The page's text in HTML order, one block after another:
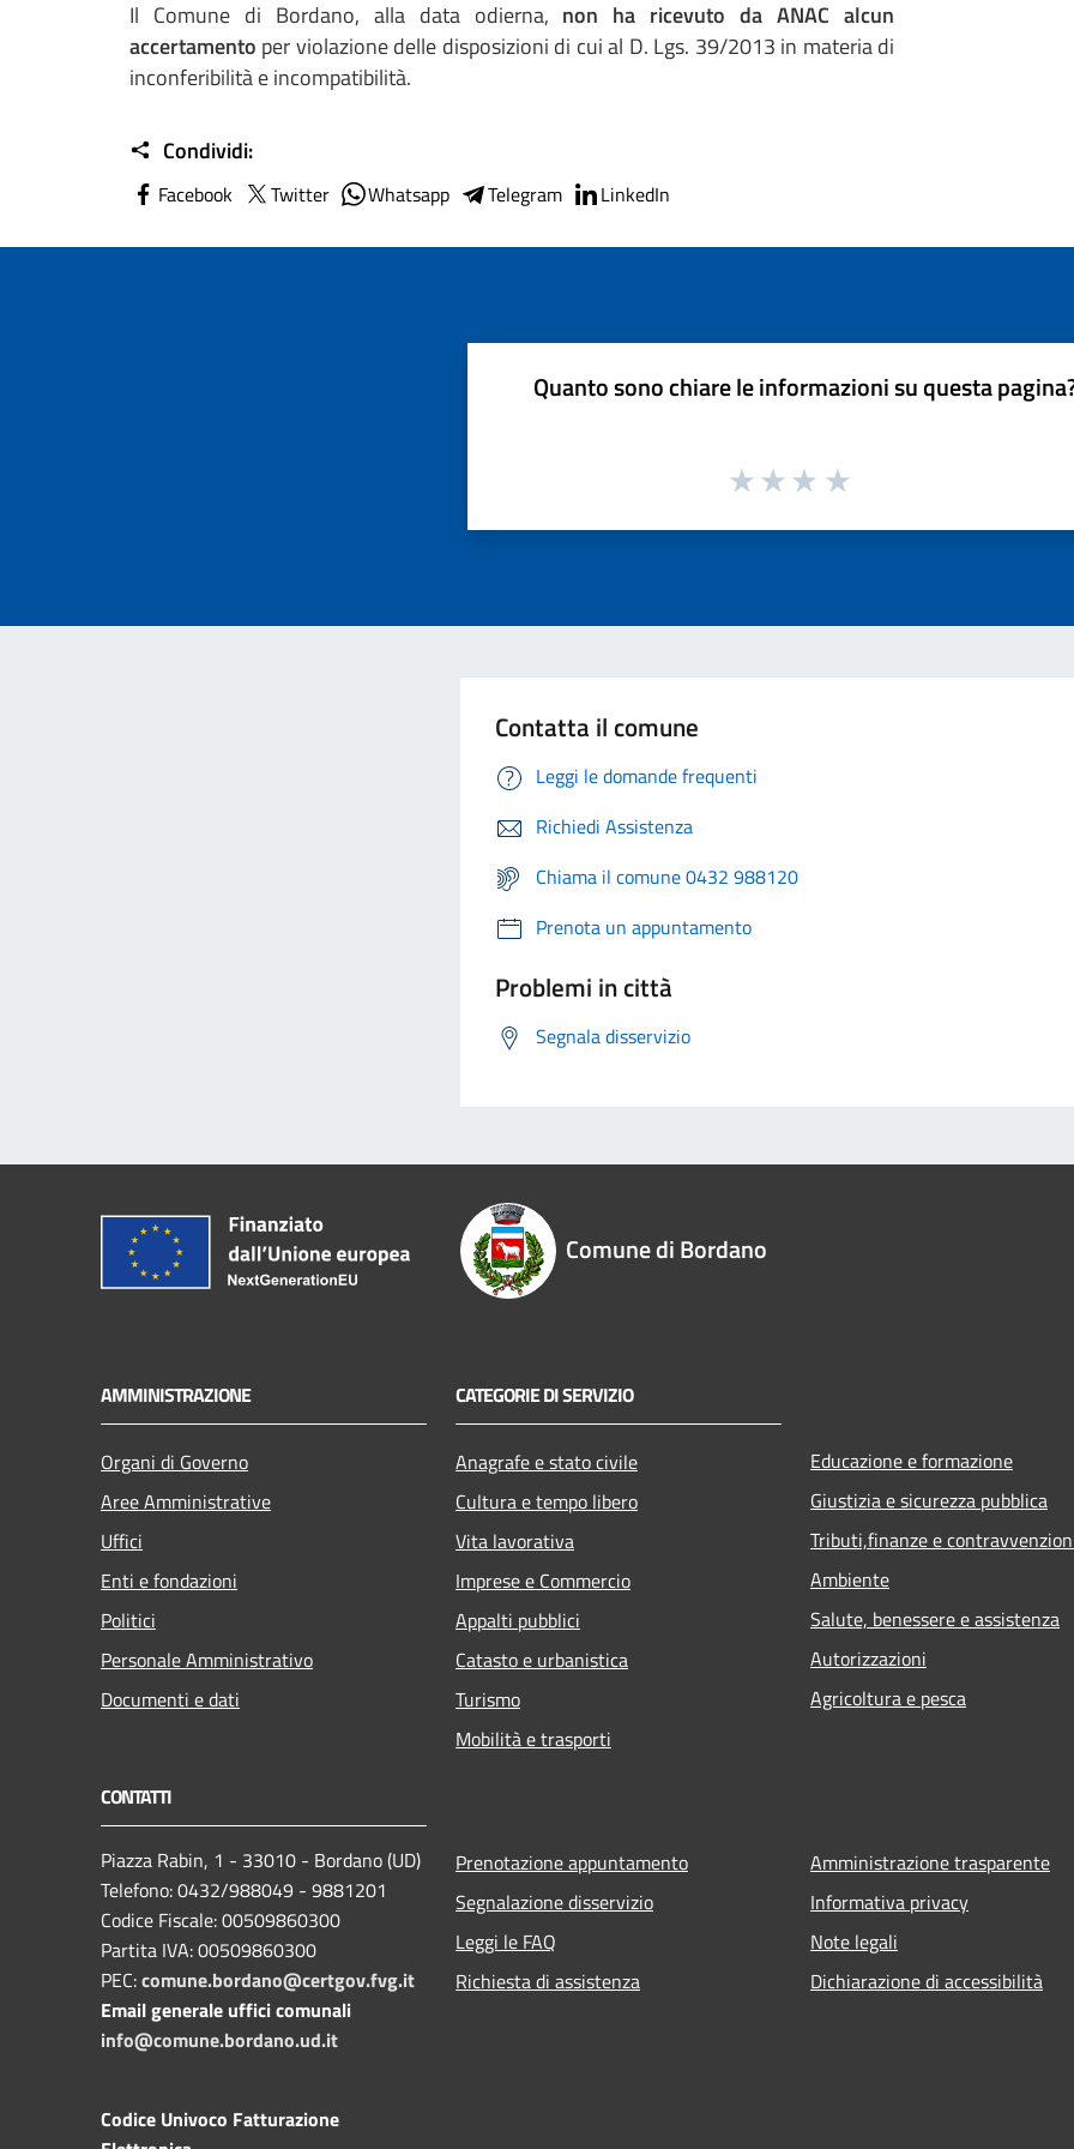
Il Comune di Bordano, alla data odierna, non ha ricevuto da ANAC alcun
accertamento per violazione delle disposizioni di cui al D. Lgs. 39/2013 in materia di
inconferibilità e incompatibilità.
Condividi:
Facebook Twitter Whatsapp Telegram LinkedIn
Quanto sono chiare le informazioni su questa
Contatta il comune
Leggi le domande frequenti
Richiedi Assistenza
Chiama il comune 0432 988120
Prenota un appuntamento
Problemi in città
Segnala disservizio
Comune di Bordano
AMMINISTRAZIONE
Organi di Governo
Aree Amministrative
Uffici
Enti e fondazioni
Politici
Personale Amministrativo
Documenti e dati
CATEGORIE DI SERVIZIO
Anagrafe e stato civile
Cultura e tempo libero
Vita lavorativa
Imprese e Commercio
Appalti pubblici
Catasto e urbanistica
Turismo
Mobilità e trasporti
Educazione e formazione
Giustizia e sicurezza pubblica
Tributi,finanze e
Ambiente
Salute, benessere e assistenza
Autorizzazioni
Agricoltura e pesca
CONTATTI
Piazza Rabin, 1 - 33010 - Bordano (UD)
Telefono: 0432/988049 - 9881201
Codice Fiscale: 00509860300
Partita IVA: 00509860300
PEC:comune.bordano@certgov.fvg.it
Email generale uffici comunali
info@comune.bordano.ud.it
Codice Univoco Fatturazione
Prenotazione appuntamento
Segnalazione disservizio
Leggi le FAQ
Richiesta di assistenza
Amministrazione trasparente
Informativa privacy
Note legali
Dichiarazione di accessibilità